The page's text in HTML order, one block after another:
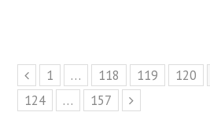
Предыдущий
Page
1 … Page
118 Page
119 Page
120
Page
124 … Page
157